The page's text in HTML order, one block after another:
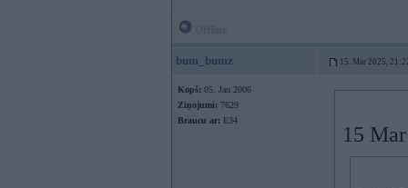
bum_bumz 15. Mar 2025,
Kopš: 05. Jan 2006
Ziņojumi: 7629
Braucu ar: E34
15